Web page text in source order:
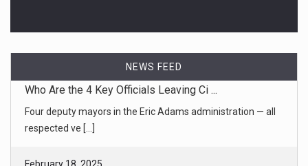
NEWS FEED
Delta Plane Crashes at Toronto Airport ...